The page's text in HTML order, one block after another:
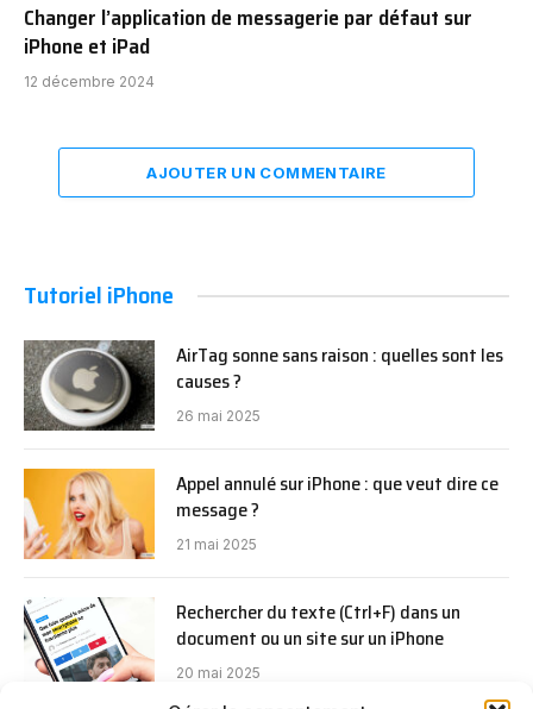
Changer l’application de messagerie par défaut sur
iPhone et iPad
12 décembre 2024
AJOUTER UN COMMENTAIRE
Tutoriel iPhone
AirTag sonne sans raison : quelles sont les
causes ?
26 mai 2025
Appel annulé sur iPhone : que veut dire ce
message ?
21 mai 2025
Rechercher du texte (Ctrl+F) dans un
document ou un site sur un iPhone
20 mai 2025